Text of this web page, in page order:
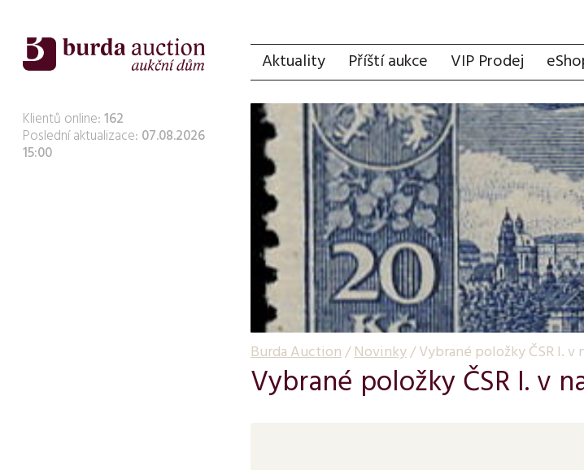
Klientů online:162
Poslední aktualizace: 07.08.2026
15:00
Aktuality
Příští aukce VIP Prodej
Burda Auction/Novinky/Vybrané položky ČSR I.
Vybrané položky ČSR I. v